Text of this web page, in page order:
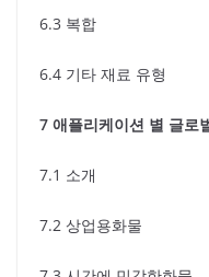
6.3 복합
6.4 기타 재료 유형
7 애플리케이션 별 글로
7.1 소개
7.2 상업용화물